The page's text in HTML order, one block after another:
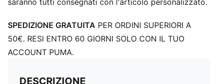
saranno tutti consegnati con l'articolo personalizzato.
SPEDIZIONE GRATUITA PER ORDINI SUPERIORI A
50€. RESI ENTRO 60 GIORNI SOLO CON IL TUO
ACCOUNT PUMA.
DESCRIZIONE